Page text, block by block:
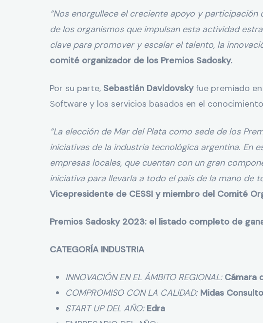
“Nos enorgullece el creciente apoyo y
de los organismos que impulsan esta actividad
clave para promover y escalar el talento, la
comité organizador de los Premios Sadosky.
Por su parte, Sebastián Davidovskyfue premiado
Software y los servicios basados en el
“La elección de Mar del Plata como sede de los
iniciativas de la industria tecnológica argentina. En
empresas locales, que cuentan con un gran
iniciativa para llevarla a todo el país de la mano de
Vicepresidente de CESSI y miembro del Comité
Premios Sadosky 2023: el listado completo de
CATEGORÍA INDUSTRIA
INNOVACIÓN EN EL ÁMBITO REGIONAL: Cámara
COMPROMISO CON LA CALIDAD: Midas
START UP DEL AÑO: Edra